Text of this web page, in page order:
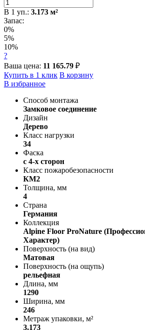
В 1 уп.: 3.173 м²
Запас:
0%
5%
10%
?
Ваша цена: 11 165.79 ₽
Купить в 1 клик В корзину
В избранное
Способ монтажа
Замковое соединение
Дизайн
Дерево
Класс нагрузки
34
Фаска
с 4-х сторон
Класс пожаробезопасности
КМ2
Толщина, мм
4
Страна
Германия
Коллекция
Alpine Floor ProNature
Характер)
Поверхность (на вид)
Матовая
Поверхность (на ощупь)
рельефная
Длина, мм
1290
Ширина, мм
246
Метраж упаковки, м²
3.173